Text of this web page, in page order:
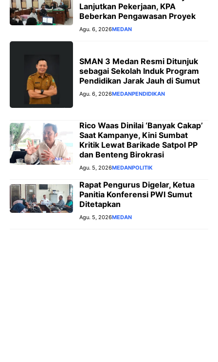
Lanjutkan Pekerjaan, KPA
Beberkan Pengawasan Proyek
Agu. 6, 2026MEDAN
SMAN 3 Medan Resmi Ditunjuk
sebagai Sekolah Induk Program
Pendidikan Jarak Jauh di Sumut
Agu. 6, 2026MEDANPENDIDIKAN
Rico Waas Dinilai ‘Banyak Cakap’
Saat Kampanye, Kini Sumbat
Kritik Lewat Barikade Satpol PP
dan Benteng Birokrasi
Agu. 5, 2026MEDANPOLITIK
Rapat Pengurus Digelar, Ketua
Panitia Konferensi PWI Sumut
Ditetapkan
Agu. 5, 2026MEDAN